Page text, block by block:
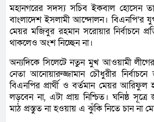
মহানগরের সদস্য সচিব ইকবাল হোসেন
বাংলাদেশ ইসলামী আন্দোলন। বিএনপি’র
মেয়র মজিবুর রহমান সরোয়ার নির্বাচনে
থাকলেও অংশ নিচ্ছেন না।
অন্যদিকে সিলেটে নতুন মুখ আওয়ামী লীগের
নেতা আনোয়ারুজ্জামান চৌধুরীর
বিএনপির প্রার্থী ও বর্তমান মেয়র আরিফুল
লড়বেন না, এটা প্রায় নিশ্চিত। ঘনিষ্ঠ সূত্রে
মাঠ প্রস্তুত না হওয়ায় এ ঝুঁকি নিতে চান না